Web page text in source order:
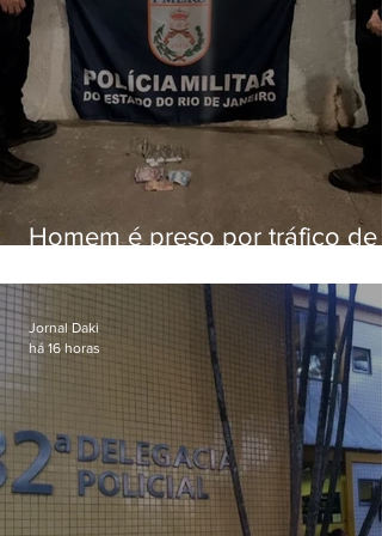
Homem é preso por tráfico de
Jornal Daki
há 16 horas